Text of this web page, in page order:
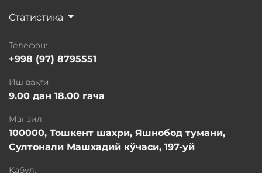
Статистика
Телефон:
+998 (97) 8795551
Иш вақти:
9.00 дан 18.00 гача
Манзил:
100000, Тошкент шахри, Яшнобод тумани,
Султонали Машхадий кўчаси, 197-уй
Қабул: